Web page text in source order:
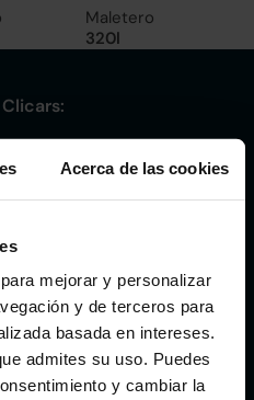
Acerca de las cookies
mejorar y personalizar
y de terceros para
basada en intereses.
admites su uso. Puedes
y cambiar la
Maletero
320l